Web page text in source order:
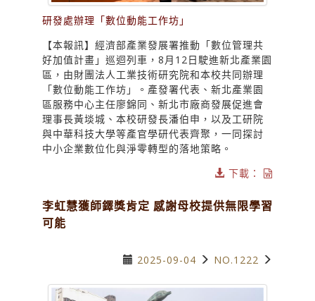
研發處辦理「數位動能工作坊」
【本報訊】經濟部產業發展署推動「數位管理共
好加值計畫」巡迴列車，8月12日駛進新北產業園
區，由財團法人工業技術研究院和本校共同辦理
「數位動能工作坊」。產發署代表、新北產業園
區服務中心主任廖錦同、新北市廠商發展促進會
理事長黃埮城、本校研發長潘伯申，以及工研院
與中華科技大學等產官學研代表齊聚，一同探討
中小企業數位化與淨零轉型的落地策略。
下載：
李虹慧獲師鐸獎肯定 感謝母校提供無限學習
可能
2025-09-04 NO.1222